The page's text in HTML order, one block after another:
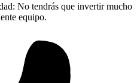
No tendrás que invertir mucho
equipo.